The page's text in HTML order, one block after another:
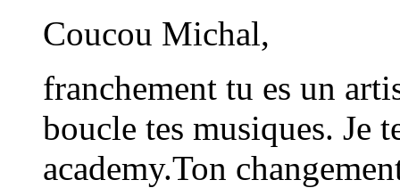
Coucou Michal,
franchement tu es un
boucle tes musiques. Je
academy.Ton